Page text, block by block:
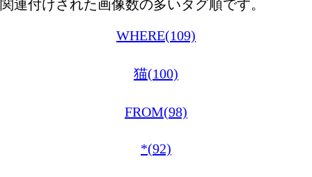
関連付けされた画像数の多いタグ順です。
WHERE(109)
猫(100)
FROM(98)
*(92)